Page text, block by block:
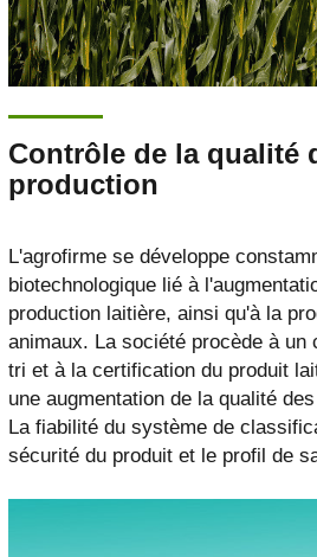
Contrôle de la qualité
production
L'agrofirme se développe
biotechnologique lié à
production laitière, ainsi qu'à la
animaux. La société procède à un
tri et à la certification du produit
une augmentation de la qualité
La fiabilité du système de
sécurité du produit et le profil de